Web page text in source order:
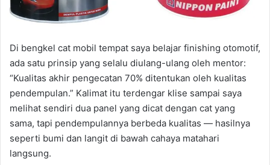
Di bengkel cat mobil tempat saya belajar finishing otomotif,
ada satu prinsip yang selalu diulang-ulang oleh mentor:
“Kualitas akhir pengecatan 70% ditentukan oleh kualitas
pendempulan.” Kalimat itu terdengar klise sampai saya
melihat sendiri dua panel yang dicat dengan cat yang
sama, tapi pendempulannya berbeda kualitas — hasilnya
seperti bumi dan langit di bawah cahaya matahari
langsung.